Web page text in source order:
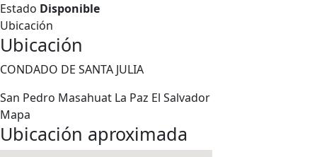
Estado Disponible
Ubicación
Ubicación
CONDADO DE SANTA JULIA
San Pedro Masahuat La Paz El Salvador
Mapa
Ubicación aproximada